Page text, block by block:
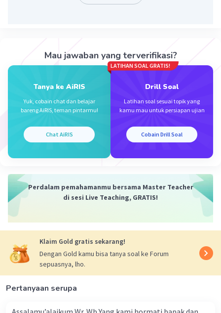
Mau jawaban yang terverifikasi?
Tanya ke AiRIS
Yuk, cobain chat dan belajar
bareng AiRIS, teman pintarmu!
Chat AiRIS
LATIHAN SOAL GRATIS!
Drill Soal
Latihan soal sesuai topik yang
kamu mau untuk persiapan ujian
Cobain Drill Soal
Perdalam pemahamanmu bersama Master Teacher
di sesi Live Teaching, GRATIS!
Klaim Gold gratis sekarang!
Dengan Gold kamu bisa tanya soal ke Forum
sepuasnya, lho.
Pertanyaan serupa